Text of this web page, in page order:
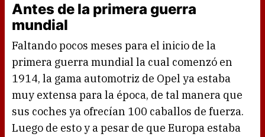
Antes de la primera guerra
mundial
Faltando pocos meses para el inicio de la
primera guerra mundial la cual comenzó en
1914, la gama automotriz de Opel ya estaba
muy extensa para la época, de tal manera que
sus coches ya ofrecían 100 caballos de fuerza.
Luego de esto y a pesar de que Europa estaba